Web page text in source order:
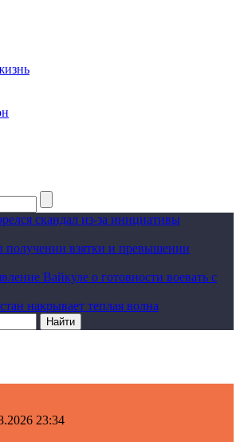
скандал из-за инициативы
получении взятки и превышении
Вайкуле о готовности воевать с
накрывает теплая волна
23:34